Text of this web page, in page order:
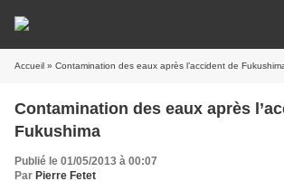
Accueil » Contamination des eaux après l’accident de
Contamination des eaux après
Fukushima
Publié le 01/05/2013 à 00:07
Par Pierre Fetet